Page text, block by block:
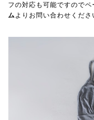
フの対応も可能ですのでペ
ムよりお問い合わせくださ